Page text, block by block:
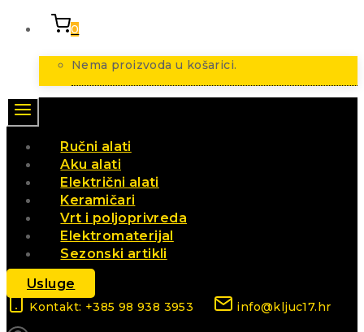
0
Nema proizvoda u košarici.
Ručni alati
Aku alati
Električni alati
Keramičari
Vrt i poljoprivreda
Elektromaterijal
Sezonski artikli
Usluge
Kontakt: +385 98 938 3953 info@kljuc17.hr